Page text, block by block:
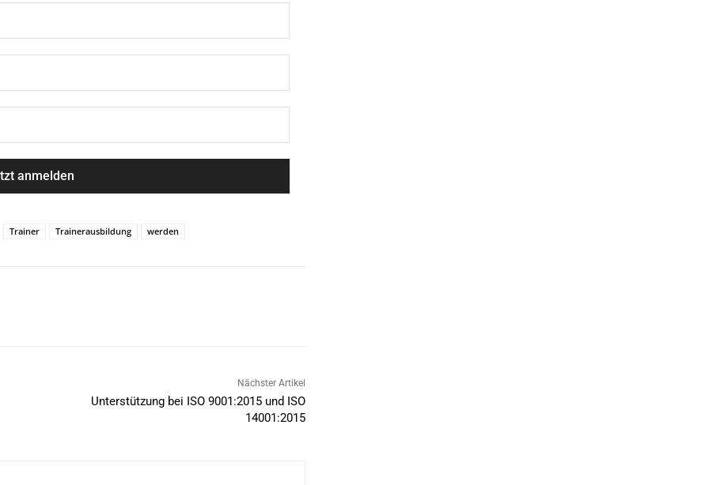
Trainer Trainerausbildung werden
Nächster Artikel
Unterstützung bei ISO 9001:2015 und ISO
14001:2015